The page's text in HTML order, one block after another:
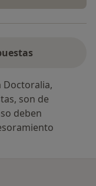
Doctoralia,
son de
deben